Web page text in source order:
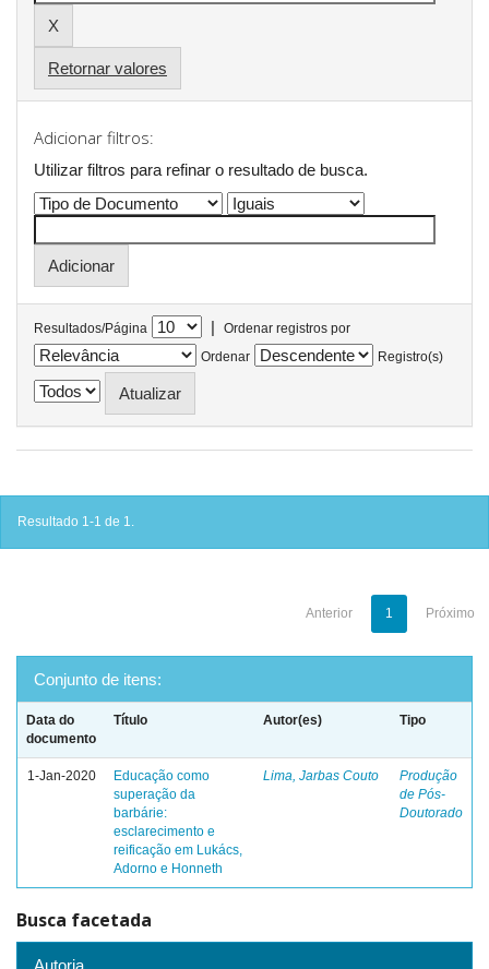
Retornar valores
Adicionar filtros:
Utilizar filtros para refinar o resultado de busca.
Resultados/Página |
Ordenar registros por
Ordenar
Registro(s)
Resultado 1-1 de 1.
Anterior 1 Próximo
Conjunto de itens:
Data do
documento
Título Autor(es) Tipo
1-Jan-2020
Educação como
superação da
barbárie:
esclarecimento e
reificação em Lukács,
Adorno e Honneth
Lima, Jarbas Couto
Produção
de Pós-
Doutorado
Busca facetada
Autoria